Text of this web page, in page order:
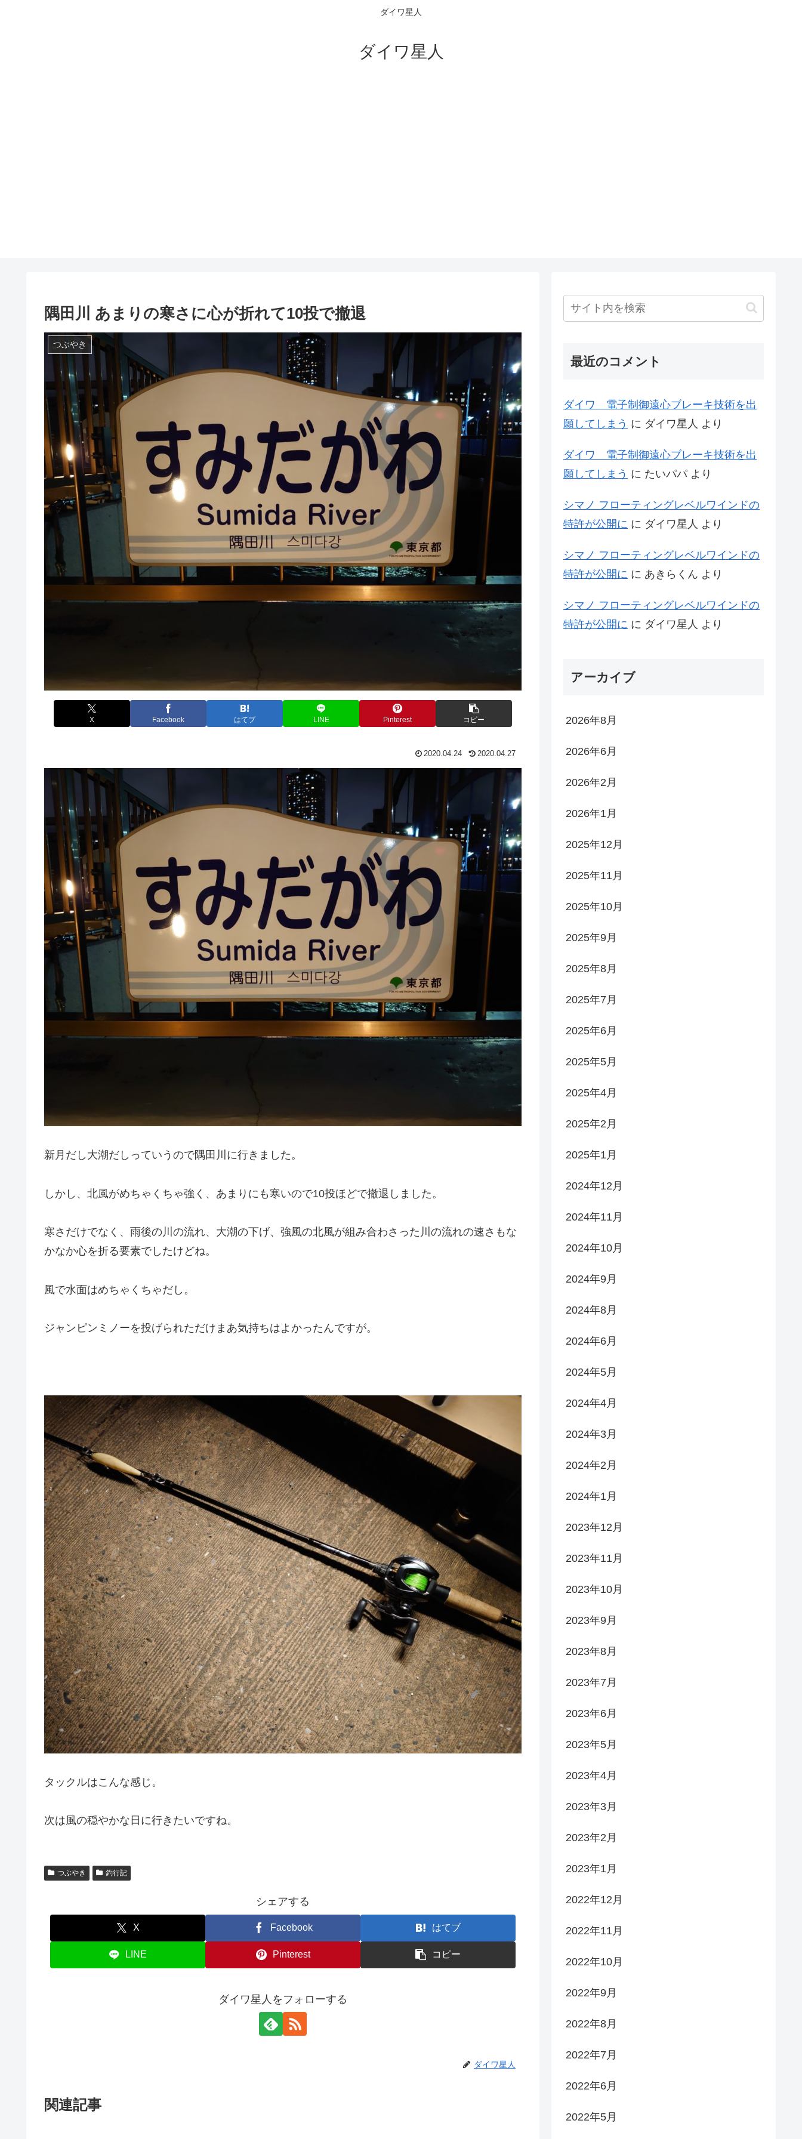
ダイワ星人
ダイワ星人
隅田川 あまりの寒さに心が折れて10投で撤退
つぶやき
X Facebook はてブ LINE Pinterest コピー
2020.04.24 2020.04.27
新月だし大潮だしっていうので隅田川に行きました。
しかし、北風がめちゃくちゃ強く、あまりにも寒いので10投ほどで撤退しました。
寒さだけでなく、雨後の川の流れ、大潮の下げ、強風の北風が組み合わさった川の流れの速さもな
かなか心を折る要素でしたけどね。
風で水面はめちゃくちゃだし。
ジャンピンミノーを投げられただけまあ気持ちはよかったんですが。
タックルはこんな感じ。
次は風の穏やかな日に行きたいですね。
つぶやき 釣行記
シェアする
X Facebook はてブ
LINE Pinterest コピー
ダイワ星人をフォローする
ダイワ星人
関連記事
最近のコメント
ダイワ 電子制御遠心ブレーキ技術を出
願してしまう に ダイワ星人 より
ダイワ 電子制御遠心ブレーキ技術を出
願してしまう に たいパパより
シマノ フローティングレベルワインドの
特許が公開に に ダイワ星人 より
シマノ フローティングレベルワインドの
特許が公開に に あきらくん より
シマノ フローティングレベルワインドの
特許が公開に に ダイワ星人 より
アーカイブ
2026年8月
2026年6月
2026年2月
2026年1月
2025年12月
2025年11月
2025年10月
2025年9月
2025年8月
2025年7月
2025年6月
2025年5月
2025年4月
2025年2月
2025年1月
2024年12月
2024年11月
2024年10月
2024年9月
2024年8月
2024年6月
2024年5月
2024年4月
2024年3月
2024年2月
2024年1月
2023年12月
2023年11月
2023年10月
2023年9月
2023年8月
2023年7月
2023年6月
2023年5月
2023年4月
2023年3月
2023年2月
2023年1月
2022年12月
2022年11月
2022年10月
2022年9月
2022年8月
2022年7月
2022年6月
2022年5月